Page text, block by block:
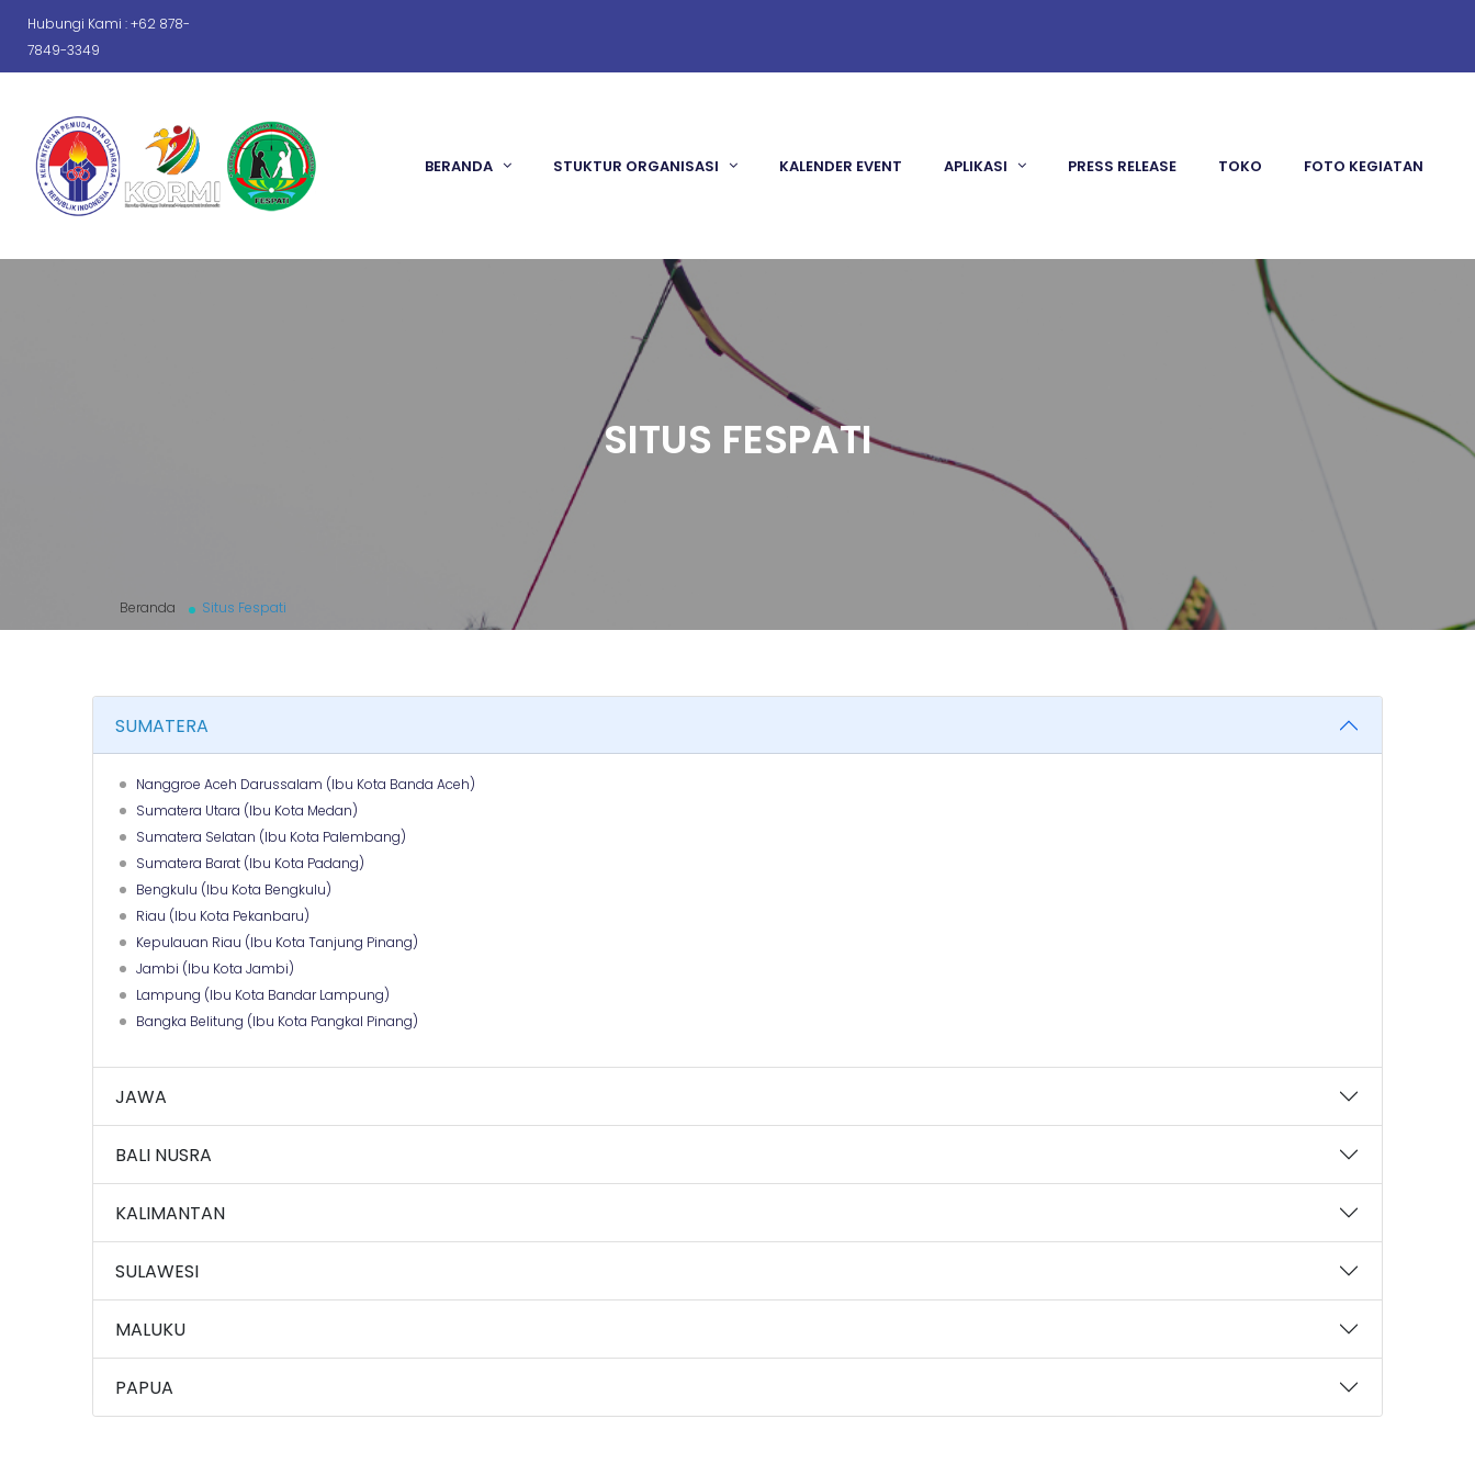
Hubungi Kami : +62 878-
7849-3349
BERANDA STUKTUR ORGANISASI KALENDER EVENT APLIKASI PRESS RELEASE TOKO FOTO KEGIATAN
SITUS FESPATI
Beranda Situs Fespati
SUMATERA
Nanggroe Aceh Darussalam (Ibu Kota Banda Aceh)
Sumatera Utara (Ibu Kota Medan)
Sumatera Selatan (Ibu Kota Palembang)
Sumatera Barat (Ibu Kota Padang)
Bengkulu (Ibu Kota Bengkulu)
Riau (Ibu Kota Pekanbaru)
Kepulauan Riau (Ibu Kota Tanjung Pinang)
Jambi (Ibu Kota Jambi)
Lampung (Ibu Kota Bandar Lampung)
Bangka Belitung (Ibu Kota Pangkal Pinang)
JAWA
BALI NUSRA
KALIMANTAN
SULAWESI
MALUKU
PAPUA